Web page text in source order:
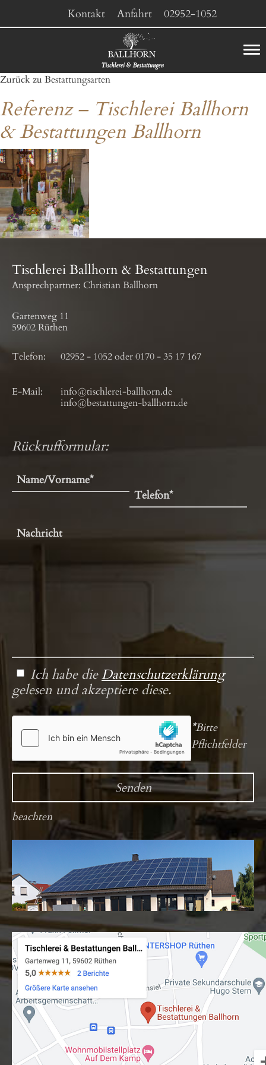
Kontakt Anfahrt 02952-1052
Zurück zu Bestattungsarten
Referenz – Tischlerei Ballhorn
& Bestattungen Ballhorn
Tischlerei Ballhorn & Bestattungen
Ansprechpartner: Christian Ballhorn
Gartenweg 11
59602 Rüthen
Telefon: 02952 - 1052oder0170 - 35 17 167
E-Mail:
info@tischlerei-ballhorn.de
info@bestattungen-ballhorn.de
Rückrufformular:
Ich habe dieDatenschutzerklärung
gelesen und akzeptiere diese.
*Bitte
Pflichtfelder
beachten